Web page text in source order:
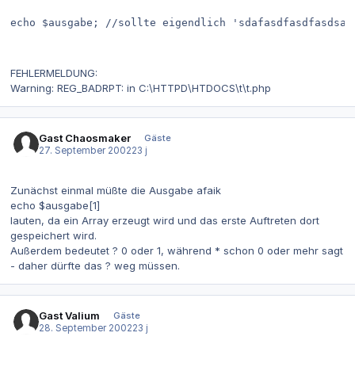
echo $ausgabe; //sollte eigendlich
FEHLERMELDUNG:
Warning: REG_BADRPT: in C:\HTTPD\HTDOCS\t\t.php
Gast Chaosmaker
Gäste
27. September 200223 j
Zunächst einmal müßte die Ausgabe afaik
echo $ausgabe[1]
lauten, da ein Array erzeugt wird und das erste Auftreten dort
gespeichert wird.
Außerdem bedeutet ? 0 oder 1, während * schon 0 oder mehr sagt
- daher dürfte das ? weg müssen.
Gast Valium
Gäste
28. September 200223 j